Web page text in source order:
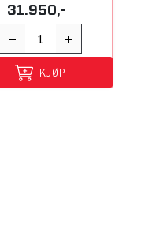
31.950,-
KJØP